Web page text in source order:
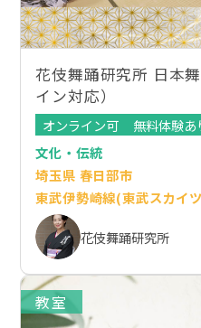
花伎舞踊研究所 日本
イン対応）
オンライン可
無料体験あ
文化・伝統
埼玉県 春日部市
東武伊勢崎線(東武スカイ
花伎舞踊研究所
教室